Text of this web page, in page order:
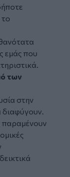
εμάς που
των
στην
διαφύγουν.
παραμένουν